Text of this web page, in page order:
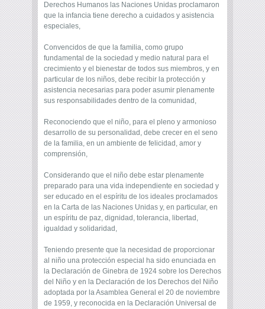
Derechos Humanos las Naciones Unidas proclamaron
que la infancia tiene derecho a cuidados y asistencia
especiales,
Convencidos de que la familia, como grupo
fundamental de la sociedad y medio natural para el
crecimiento y el bienestar de todos sus miembros, y en
particular de los niños, debe recibir la protección y
asistencia necesarias para poder asumir plenamente
sus responsabilidades dentro de la comunidad,
Reconociendo que el niño, para el pleno y armonioso
desarrollo de su personalidad, debe crecer en el seno
de la familia, en un ambiente de felicidad, amor y
comprensión,
Considerando que el niño debe estar plenamente
preparado para una vida independiente en sociedad y
ser educado en el espíritu de los ideales proclamados
en la Carta de las Naciones Unidas y, en particular, en
un espíritu de paz, dignidad, tolerancia, libertad,
igualdad y solidaridad,
Teniendo presente que la necesidad de proporcionar
al niño una protección especial ha sido enunciada en
la Declaración de Ginebra de 1924 sobre los Derechos
del Niño y en la Declaración de los Derechos del Niño
adoptada por la Asamblea General el 20 de noviembre
de 1959, y reconocida en la Declaración Universal de